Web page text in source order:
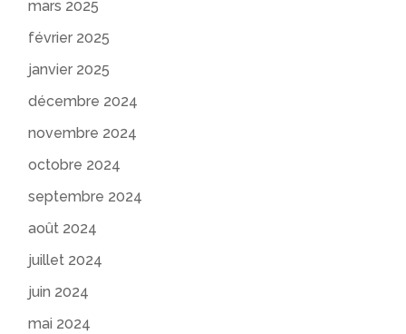
mars 2025
février 2025
janvier 2025
décembre 2024
novembre 2024
octobre 2024
septembre 2024
août 2024
juillet 2024
juin 2024
mai 2024